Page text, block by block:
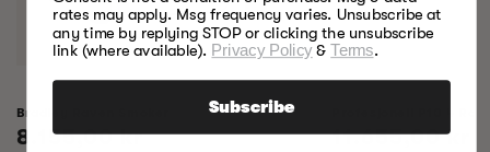
Bradley Raven Smoker
Vanlig
8.155,00 kr
Vanlig
11.655,00 kr
rates may apply. Msg frequency varies. Unsubscribe at
any time by replying STOP or clicking the unsubscribe
link (where available). Privacy Policy&Terms.
Subscribe